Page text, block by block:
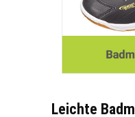
Leichte